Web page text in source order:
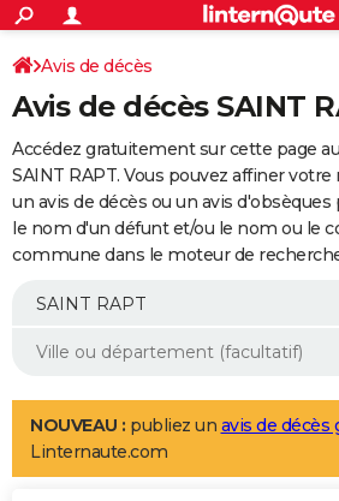
ACTUALITÉS
Politique
Société
Faits Divers
Education
Monde
Villes
+
SPORT
Coupe du monde 2026
Football
Tennis
Cyclisme
Rugby
Forum
Programme TV
TNT
Streaming
Cinéma
Sorties cinéma
Musique
+
FINANCE
Impôts
Immobilier
Risques naturels par ville
Banque
Assurance
Crédit
AUTO
Essais
Réserver un essai
Citadines
Berlines
SUV
Forum auto
+
Mobiles
Meilleur smartphone
Internet
Ordinateurs
Jeux vidéo
Guide high-tech
Aménagement intérieur
LIFESTYLE
Art de vivre
Bien-être
Loisirs
Mode
Modes de vie
Avis de décès
Avis de décès SAINT
Accédez gratuitement sur cette page
SAINT RAPT. Vous pouvez affiner
un avis de décès ou un avis
le nom d'un défunt et/ou le nom ou le
commune dans le moteur de
NOUVEAU : publiez un avis de décès
Linternaute.com